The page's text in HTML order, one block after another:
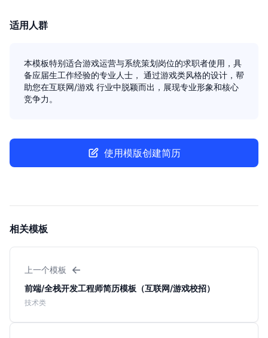
适用人群
本模板特别适合游戏运营与系统策划岗位的求职者使用，具
备应届生工作经验的专业人士， 通过游戏类风格的设计，帮
助您在互联网/游戏 行业中脱颖而出，展现专业形象和核心
竞争力。
使用模版创建简历
相关模板
上一个模板 ←
前端/全栈开发工程师简历模板（互联网/游戏校招）
技术类